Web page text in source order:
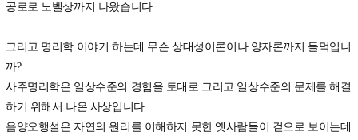
공로로 노벨상까지 나왔습니다.
그리고 명리학 이야기 하는데 무슨 상대성이론이나 양자론까지 들먹입니
까?
사주명리학은 일상수준의 경험을 토대로 그리고 일상수준의 문제를 해결
하기 위해서 나온 사상입니다.
음양오행설은 자연의 원리를 이해하지 못한 옛사람들이 겉으로 보이는데